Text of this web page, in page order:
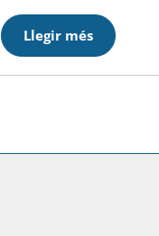
AP 11 – AP MÓNICA…
Llegir més